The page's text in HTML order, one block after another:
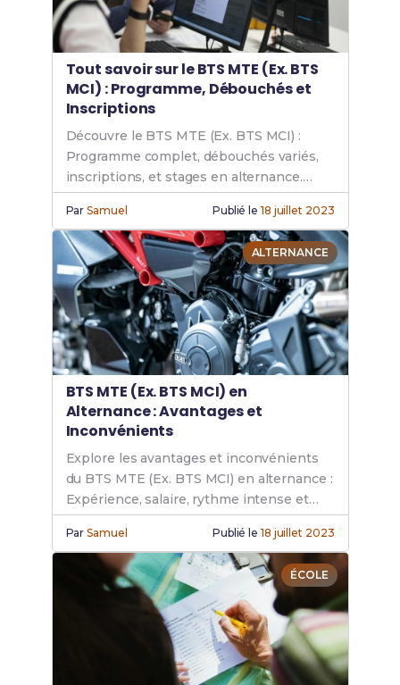
Tout savoir sur le BTS MTE (Ex. BTS
MCI) : Programme, Débouchés et
Inscriptions
Découvre le BTS MTE (Ex. BTS MCI) :
Programme complet, débouchés variés,
inscriptions, et stages en alternance.
Prépare ton avenir avec cette formation
technique reconnue.
ParSamuel Publié le 18 juillet 2023
ALTERNANCE
BTS MTE (Ex. BTS MCI) en
Alternance : Avantages et
Inconvénients
Explore les avantages et inconvénients
du BTS MTE (Ex. BTS MCI) en alternance :
Expérience, salaire, rythme intense et
conseils pour réussir ton parcours en
entreprise.
ParSamuel Publié le 18 juillet 2023
ÉCOLE